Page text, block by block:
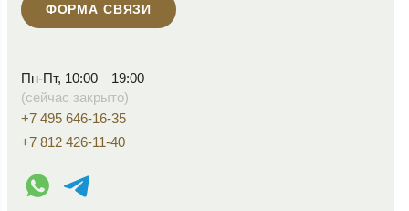
ФОРМА СВЯЗИ
Пн-Пт, 10:00—19:00
(сейчас закрыто)
+7 495 646-16-35
+7 812 426-11-40
WhatsApp контакт
Telegram контакт